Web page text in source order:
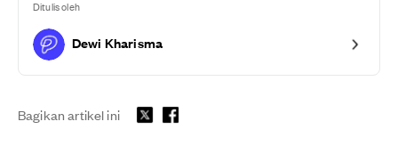
Ditulis oleh
Dewi Kharisma
Bagikan artikel ini